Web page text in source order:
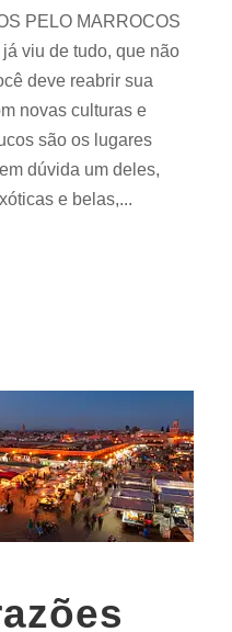
PELO MARROCOS
viu de tudo, que não
deve reabrir sua
novas culturas e
são os lugares
dúvida um deles,
e belas,...